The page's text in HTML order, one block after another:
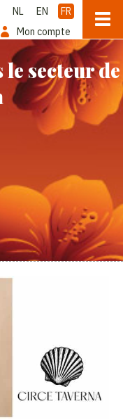
NL EN
FR
Mon compte
secteur de